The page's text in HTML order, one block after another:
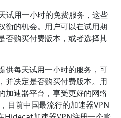
试用一小时的免费服务，这些
衡的机会。用户可以在试用期
否购买付费版本，或者选择其
供每天试用一小时的服务，可
并决定是否购买付费版本。用
加速器平台，享受更好的网络
目前中国最流行的加速器VPN